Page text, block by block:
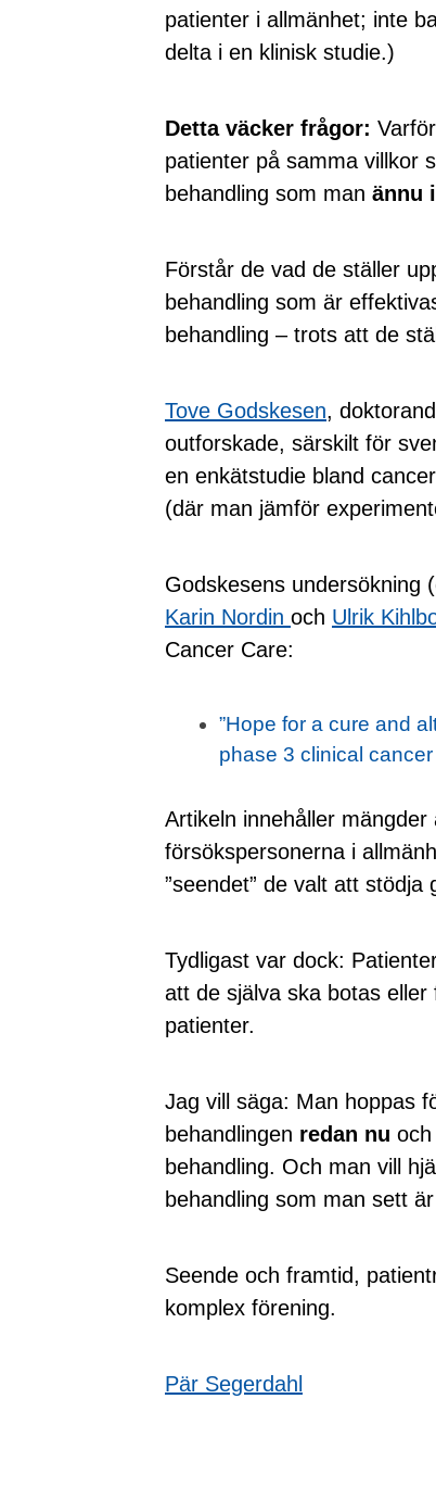
patienter i allmänhet; inte
delta i en klinisk studie.)
Detta väcker frågor:
patienter på samma villkor
behandling som man ännu
Förstår de vad de ställer
behandling som är
behandling – trots att de
Tove Godskesen,
outforskade, särskilt för
en enkätstudie bland
(där man jämför
Godskesens undersökning
Karin Nordin och Ulrik
Cancer Care:
”Hope for a cure and
phase 3 clinical cancer
Artikeln innehåller
försökspersonerna i
”seendet” de valt att
Tydligast var dock:
att de själva ska botas
patienter.
Jag vill säga: Man hoppas
behandlingen redan nu
behandling. Och man vill
behandling som man sett
Seende och framtid,
komplex förening.
Pär Segerdahl